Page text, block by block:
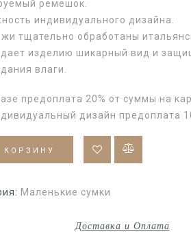
ремешок.
индивидуального дизайна.
тщательно обработаны
изделию шикарный вид и
влаги.
предоплата 20% от суммы на
дизайн предоплата
КОРЗИНУ
Маленькие сумки
Доставка и Оплата